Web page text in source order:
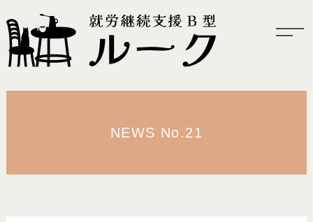
NEWS No.21